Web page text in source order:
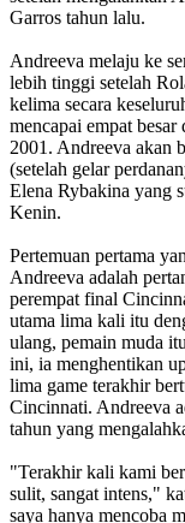
Garros tahun lalu.
Andreeva melaju ke
lebih tinggi setelah
kelima secara
mencapai empat
2001. Andreeva akan
(setelah gelar
Elena Rybakina yang
Kenin.
Pertemuan pertama
Andreeva adalah
perempat final
utama lima kali itu
ulang, pemain muda
ini, ia menghentikan
lima game terakhir
Cincinnati. Andreeva
tahun yang
"Terakhir kali kami
sulit, sangat intens,"
saya hanya mencoba